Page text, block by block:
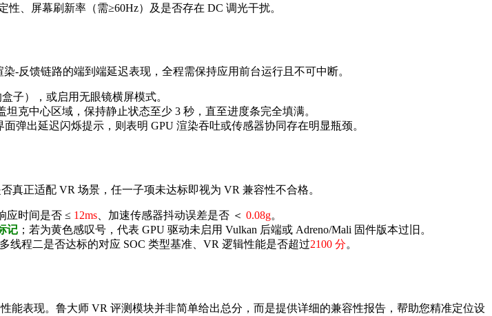
、屏幕刷新率（需≥60Hz）及是否存在 DC 调光干扰。
-反馈链路的端到端延迟表现，全程需保持应用前台运行且不可中断。
子），或启用无眼镜横屏模式。
克中心区域，保持静止状态至少 3 秒，直至进度条完全填满。
面弹出延迟闪烁提示，则表明 GPU 渲染吞吐或传感器协同存在明显瓶颈。
正适配 VR 场景，任一子项未达标即视为 VR 兼容性不合格。
应时间是否 ≤ 12ms 、加速传感器抖动误差是否 ＜ 0.08g。
记 ；若为黄色感叹号，代表 GPU 驱动未启用 Vulkan 后端或 Adreno/Mali 固件版本过旧。
线程二是否达标的对应 SOC 类型基准、VR 逻辑性能是否超过2100 分。
表现。鲁大师 VR 评测模块并非简单给出总分，而是提供详细的兼容性报告，帮助您精准定位设